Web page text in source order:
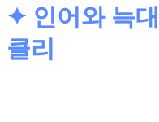
✦ 인어와 늑
클리